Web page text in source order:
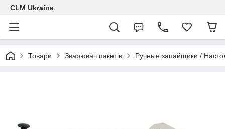
CLM Ukraine
Товари Зварювач пакетів Ручные запайщики /